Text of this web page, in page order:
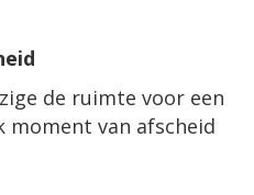
de ruimte voor een
moment van afscheid